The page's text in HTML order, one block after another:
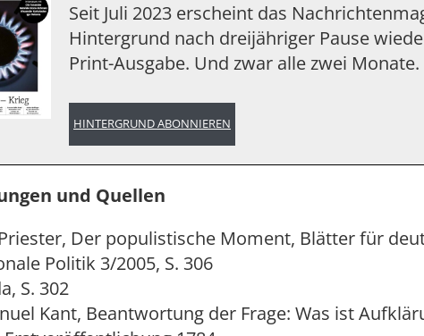
Seit Juli 2023 erscheint das
Hintergrund nach dreijähriger Pause
Print-Ausgabe. Und zwar alle zwei Monate.
HINTERGRUND ABONNIEREN
und Quellen
Der populistische Moment, Blätter für
Politik 3/2005, S. 306
S. 302
Kant, Beantwortung der Frage: Was ist